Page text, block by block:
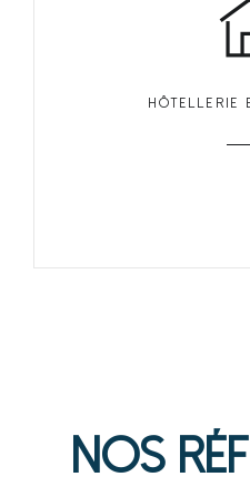
HÔTELLERIE
Nos